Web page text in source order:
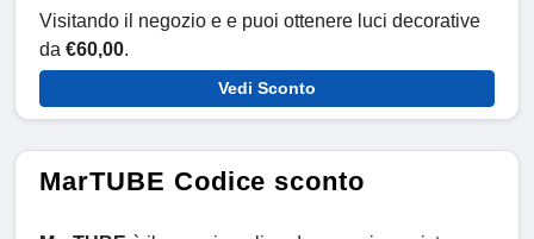
Visitando il negozio e e puoi ottenere luci decorative
da €60,00.
Vedi Sconto
MarTUBE Codice sconto